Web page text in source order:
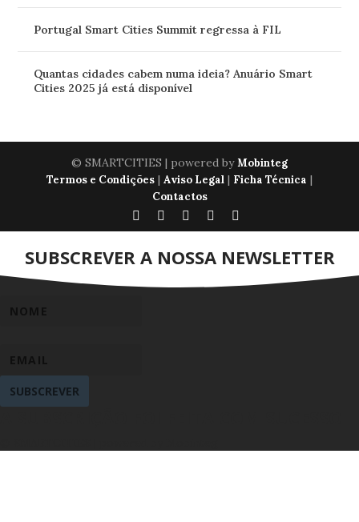
Portugal entra em projecto de Novo Bauhaus
Europeu financiado pelo Horizonte Europa
Portugal Smart Cities Summit regressa à FIL
Quantas cidades cabem numa ideia? Anuário Smart
Cities 2025 já está disponível
© SMARTCITIES | powered byMobinteg
Termos e Condições | Aviso Legal | Ficha Técnica |
Contactos
SUBSCREVER A NOSSA NEWSLETTER
SUBSCREVER